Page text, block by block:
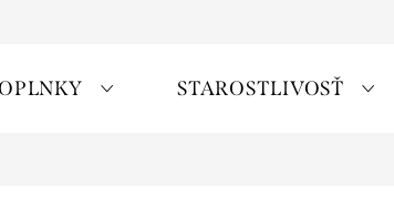
STAROSTLIVOSŤ